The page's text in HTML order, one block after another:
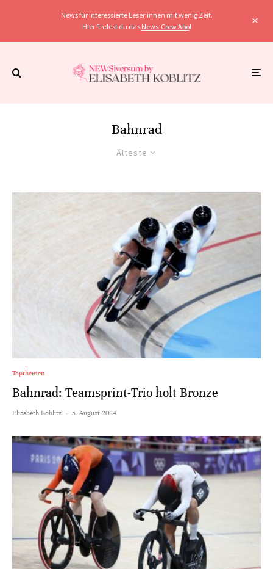
News für interessierte Leser:innen mit wenig Zeit.
Hier findest du das News-Crew Abo!
Bahnrad
Älteste
Topthemen
Bahnrad: Teamsprint-Trio holt Bronze
Elisabeth Koblitz · 5. August 2024